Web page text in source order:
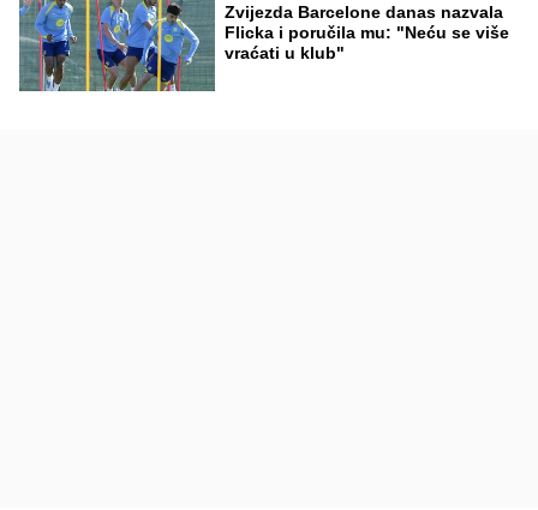
Zvijezda Barcelone danas nazvala
Flicka i poručila mu: "Neću se više
vraćati u klub"